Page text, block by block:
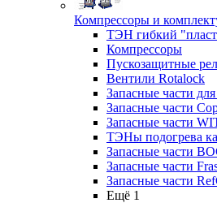
Компрессоры и
ТЭН гибкий
Компрессоры
Пускозащитные
Вентили Rotalock
Запасные части
Запасные части
Запасные части
ТЭНы подогрева
Запасные части
Запасные части
Запасные части
Ещё 1